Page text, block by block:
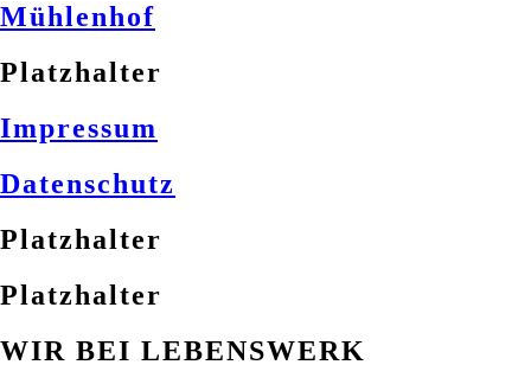
Mühlenhof
Platzhalter
Impressum
Datenschutz
Platzhalter
Platzhalter
WIR BEI LEBENSWERK